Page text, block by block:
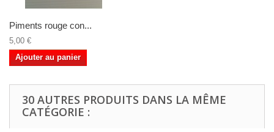
Piments rouge con...
5,00 €
Ajouter au panier
30 AUTRES PRODUITS DANS LA MÊME
CATÉGORIE :